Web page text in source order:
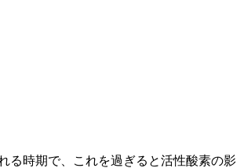
る時期で、これを過ぎると活性酸素の影